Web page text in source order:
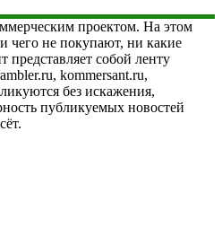
проектом. На этом
чего не покупают, ни какие
представляет собой ленту
kommersant.ru,
без искажения,
публикуемых новостей